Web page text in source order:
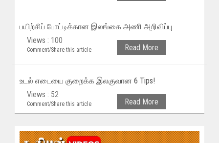
பயிற்சிப் போட்டிக்கான இலங்கை அணி அறிவிப்பு
Views : 100
Comment/Share this article Read More
உடல் எடையை குறைக்க இலகுவான 6 Tips!
Views : 52
Comment/Share this article Read More